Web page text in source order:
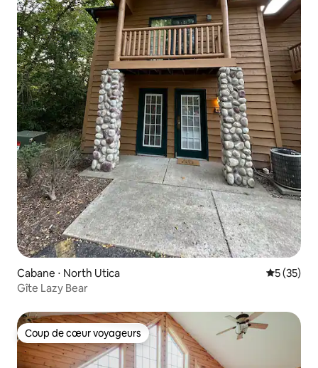
Cabane ⋅ North Utica
5 (35)
Gîte Lazy Bear
Coup de cœur voyageurs
Coup de cœur voyageurs